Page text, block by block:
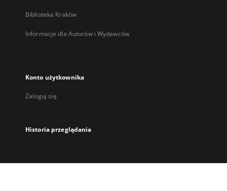
Biblioteka Kraków
Informacje dla Autorów i Wydawców
Konto użytkownika
Zaloguj się
Historia przeglądania